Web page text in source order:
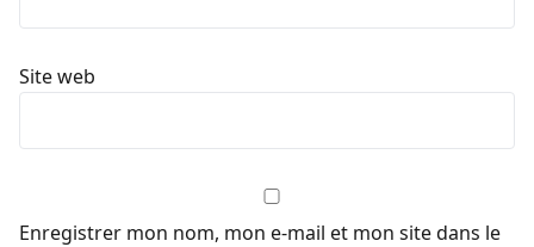
Site web
Enregistrer mon nom, mon e-mail et mon site dans le